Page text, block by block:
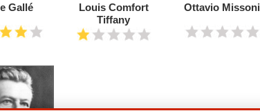
Gallé
Louis Comfort
Tiffany
Ottavio Missoni